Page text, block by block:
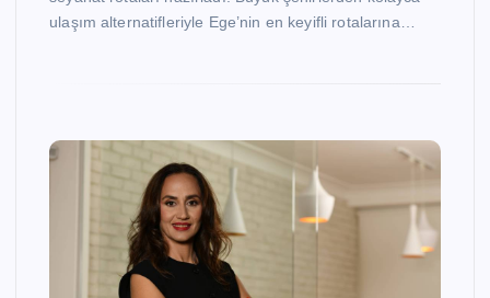
ulaşım alternatifleriyle Ege’nin en keyifli rotalarına…